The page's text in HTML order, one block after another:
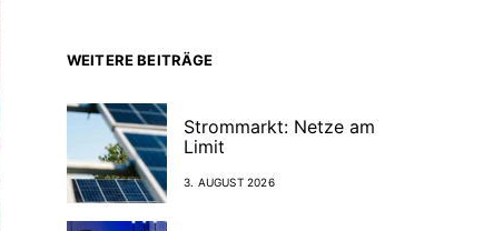
WEITERE BEITRÄGE
Strommarkt: Netze am
Limit
3. AUGUST 2026